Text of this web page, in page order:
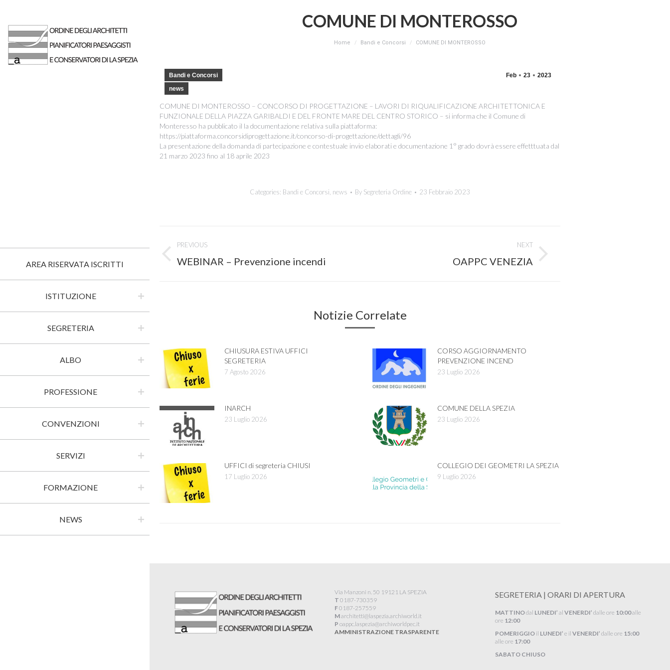
AREA RISERVATA ISCRITTI
ISTITUZIONE
SEGRETERIA
ALBO
PROFESSIONE
CONVENZIONI
SERVIZI
FORMAZIONE
NEWS
COMUNE DI MONTEROSSO
Home Bandi e Concorsi COMUNE DI MONTEROSSO
Feb 23 2023
Bandi e Concorsi
news
COMUNE DI MONTEROSSO – CONCORSO DI PROGETTAZIONE – LAVORI DI RIQUALIFICAZIONE ARCHITETTONICA E
FUNZIONALE DELLA PIAZZA GARIBALDI E DEL FRONTE MARE DEL CENTRO STORICO – si informa che il Comune di
Monteresso ha pubblicato il la documentazione relativa sulla piattaforma:
https://piattaforma.concorsidiprogettazione.it/concorso-di-progettazione/dettagli/96
La presentazione della domanda di partecipazione e contestuale invio elaborati e documentazione 1° grado dovrà essere effetttuata dal
21 marzo 2023 fino al 18 aprile 2023
Categories: Bandi e Concorsi news By Segreteria Ordine 23 Febbraio 2023
navigation
PREVIOUS
Previous
post:
WEBINAR – Prevenzione incendi
NEXT
OAPPC VENEZIA
Notizie Correlate
CHIUSURA ESTIVA UFFICI
SEGRETERIA
7 Agosto 2026
CORSO AGGIORNAMENTO
PREVENZIONE INCEND
23 Luglio 2026
INARCH
23 Luglio 2026
COMUNE DELLA SPEZIA
23 Luglio 2026
UFFICI di segreteria CHIUSI
17 Luglio 2026
COLLEGIO DEI GEOMETRI LA SPEZIA
9 Luglio 2026
Via Manzoni n. 50 19121 LA SPEZIA
T 0187-730359
F0187-257559
Marchitetti@laspezia.archiworld.it
P oappc.laspezia@archiworldpec.it​
AMMINISTRAZIONE TRASPARENTE
SEGRETERIA | ORARI DI APERTURA
MATTINOdal LUNEDI’ al VENERDI’ dalle ore 10:00alle
ore 12:00
POMERIGGIOil LUNEDI’ e il VENERDI’ dalle ore 15:00
alle ore 17:00
SABATO CHIUSO